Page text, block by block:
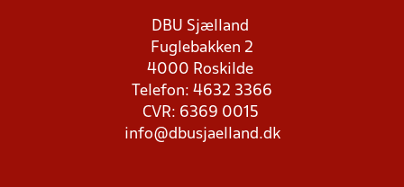
DBU Sjælland
Fuglebakken 2
4000 Roskilde
Telefon: 4632 3366
CVR: 6369 0015
info@dbusjaelland.dk